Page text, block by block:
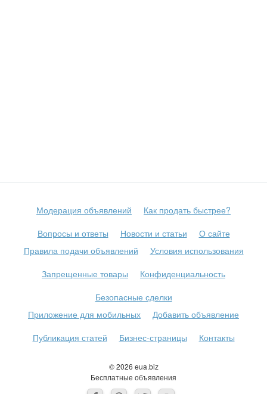
© 2026 eua.biz
Бесплатные объявления
Модерация объявлений
Как продать быстрее?
Вопросы и ответы
Новости и статьи
О сайте
Правила подачи объявлений
Условия использования
Запрещенные товары
Конфиденциальность
Безопасные сделки
Приложение для мобильных
Добавить объявление
Публикация статей
Бизнес-страницы Контакты